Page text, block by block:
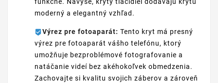
moderný a elegantný vzhľad.
Výrez pre fotoaparát: Tento kryt má presný
výrez pre fotoaparát vášho telefónu, ktorý
umožňuje bezproblémové fotografovanie a
natáčanie videí bez akéhokoľvek obmedzenia.
Zachovajte si kvalitu svojich záberov a zároveň